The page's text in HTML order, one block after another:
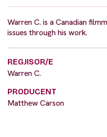
Warren C. is a Canadian
issues through his work.
REGJISOR/E
Warren C.
PRODUCENT
Matthew Carson